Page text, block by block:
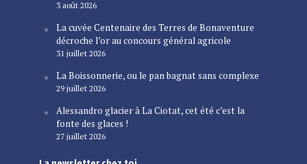
3 août 2026
La cuvée Centenaire des Terres de Bonaventure
décroche l’or au concours général agricole
31 juillet 2026
La Boissonnerie, ou le pan bagnat sans complexe
29 juillet 2026
Alessandro glacier à La Ciotat, cet été c’est la
fonte des glaces !
27 juillet 2026